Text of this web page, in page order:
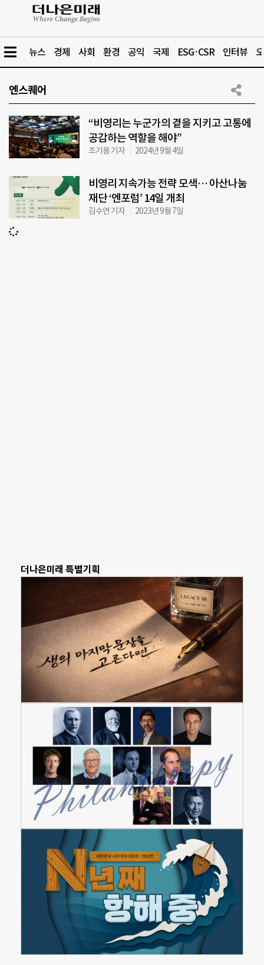
뉴스 경제 사회 환경 공익 국제 ESG·CSR 인터뷰
엔스퀘어
“비영리는 누군가의 곁을 지키고 고통에
공감하는 역할을 해야”
조기용 기자 2024년 9월 4일
비영리 지속가능 전략 모색… 아산나눔
재단 ‘엔포럼’ 14일 개최
김수연 기자 2023년 9월 7일
더나은미래 특별기획